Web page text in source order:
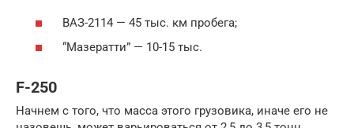
ВАЗ-2114 — 45 тыс. км пробега;
“Мазератти” — 10-15 тыс.
F-250
Начнем с того, что масса этого грузовика, иначе его не